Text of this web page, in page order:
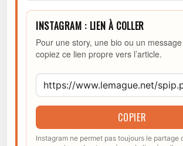
INSTAGRAM : LIEN À COLLER
Pour une story, une bio ou un
copiez ce lien propre vers l’article.
COPIER
Instagram ne permet pas toujours le partage